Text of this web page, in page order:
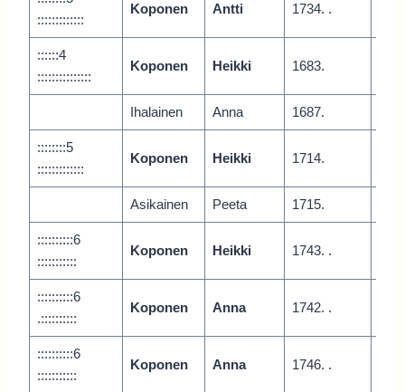
:::::::::::::
Koponen Antti 1734. .
::::::4
:::::::::::::::
Koponen Heikki 1683.
Ihalainen Anna 1687.
::::::::5
:::::::::::::
Koponen Heikki 1714.
Asikainen Peeta 1715.
::::::::::6
:::::::::::
Koponen Heikki 1743. .
::::::::::6
.::::::::::
Koponen Anna 1742. .
::::::::::6
:::::::::::
Koponen Anna 1746. .